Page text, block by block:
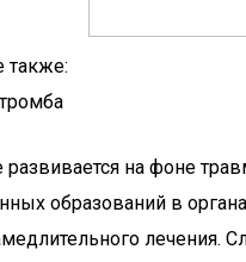
также:
развивается на фоне
образований в
лечения.